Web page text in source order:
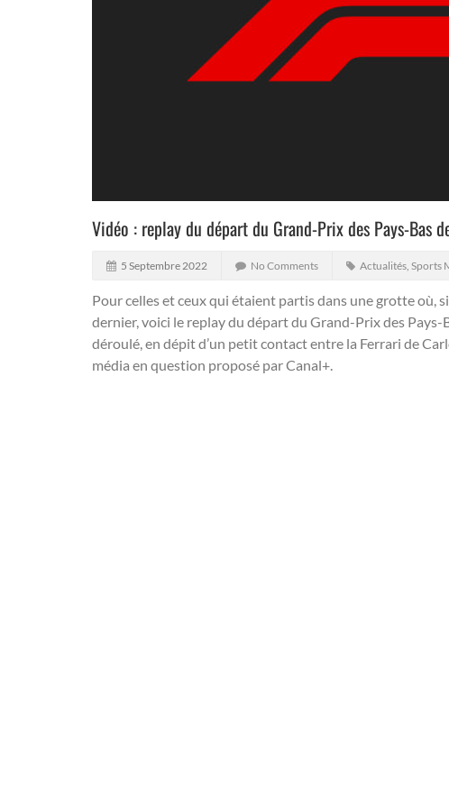
Vidéo : replay du départ du Grand-Prix des Pays-Bas
5 Septembre 2022 No Comments Actualités, Sports
Pour celles et ceux qui étaient partis dans une grotte où,
dernier, voici le replay du départ du Grand-Prix des Pays-
déroulé, en dépit d’un petit contact entre la Ferrari de
média en question proposé par Canal+.